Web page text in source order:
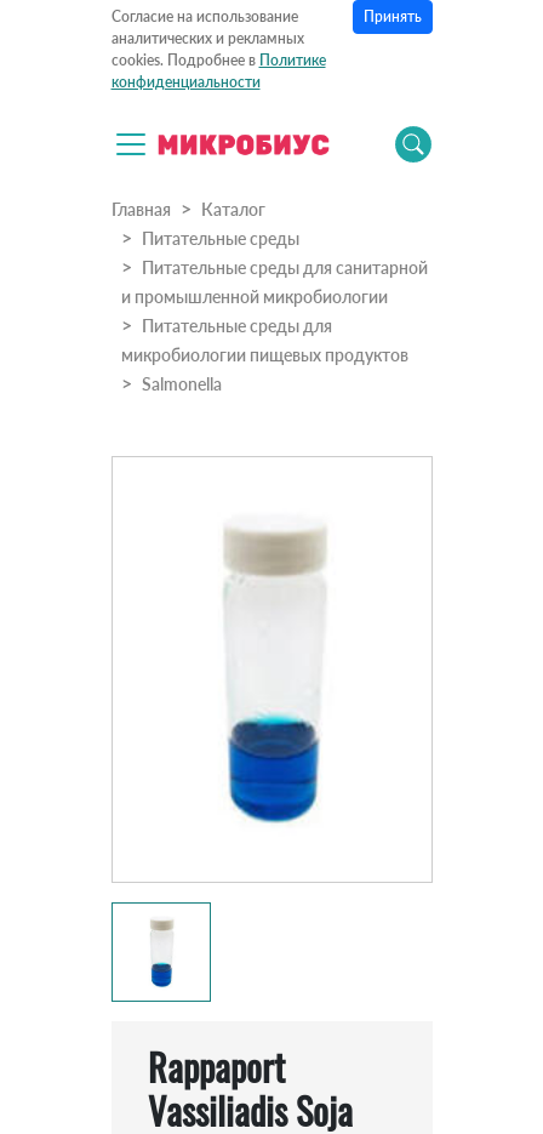
Согласие на использование
аналитических и рекламных
cookies. Подробнее в Политике
конфиденциальности
Принять
Главная
Каталог
Питательные среды
Питательные среды для санитарной
и промышленной микробиологии
Питательные среды для
микробиологии пищевых продуктов
Salmonella
Rappaport
Vassiliadis Soja